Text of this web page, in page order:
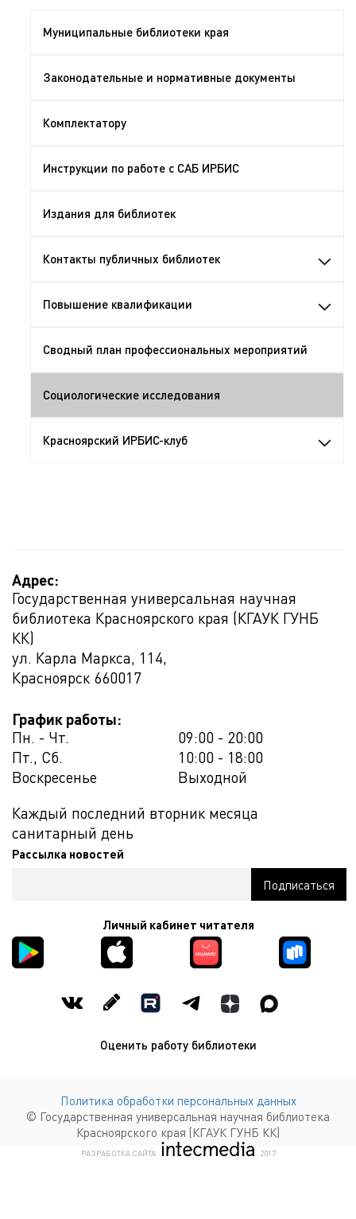
Муниципальные библиотеки края
Законодательные и нормативные документы
Комплектатору
Инструкции по работе с САБ ИРБИС
Издания для библиотек
Контакты публичных библиотек
Повышение квалификации
Сводный план профессиональных мероприятий
Социологические исследования
Красноярский ИРБИС-клуб
Адрес:
Государственная универсальная научная
библиотека Красноярского края (КГАУК ГУНБ
КК)
ул. Карла Маркса, 114,
Красноярск 660017
График работы:
Пн. - Чт.
09:00 - 20:00
Пт., Сб.
10:00 - 18:00
Воскресенье
Выходной
Каждый последний вторник месяца
санитарный день
Рассылка новостей
Личный кабинет читателя
Оценить работу библиотеки
Политика обработки персональных данных
© Государственная универсальная научная библиотека
Красноярского края (КГАУК ГУНБ КК)
РАЗРАБОТКА САЙТА КОМПАНИЯ ИНТЕКМЕДИА
2017